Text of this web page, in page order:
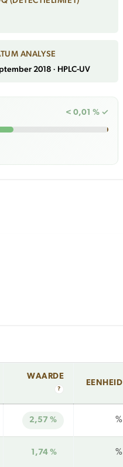
ANALYSE
2018 · HPLC-UV
< 0,01 % ✓
WAARDE
?
EENHEID
2,57 % %
1,74 % %